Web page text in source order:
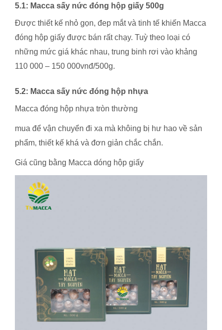
5.1: Macca sấy nức đóng hộp giấy 500g
Được thiết kế nhỏ gọn, đep mắt và tinh tế khiến Macca
đóng hộp giấy được bán rất chạy. Tuỳ theo loại có
những mức giá khác nhau, trung binh rơi vào khảng
110 000 – 150 000vnđ/500g.
5.2: Macca sấy nức đóng hộp nhựa
Macca đóng hộp nhựa tròn thường
mua để vận chuyển đi xa mà khôing bị hư hao về sản
phẩm, thiết kế khá và đơn giản chắc chắn.
Giá cũng bằng Macca dóng hộp giấy